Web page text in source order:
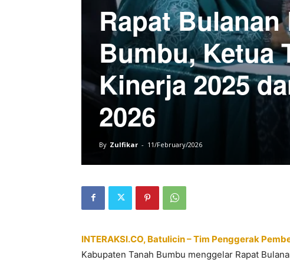
Rapat
Bumbu, Ketua
Kinerja 2025
2026
By Zulfikar - 11/February/2026
INTERAKSI.CO, Batulicin – Tim Penggerak
Kabupaten Tanah Bumbu menggelar Rapat